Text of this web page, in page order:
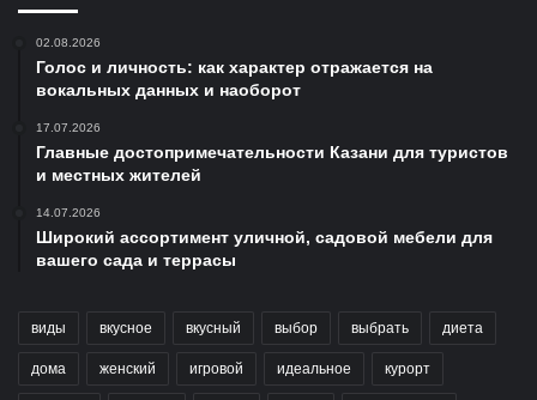
02.08.2026
Голос и личность: как характер отражается на
вокальных данных и наоборот
17.07.2026
Главные достопримечательности Казани для туристов
и местных жителей
14.07.2026
Широкий ассортимент уличной, садовой мебели для
вашего сада и террасы
виды вкусное вкусный выбор выбрать диета
дома женский игровой идеальное курорт